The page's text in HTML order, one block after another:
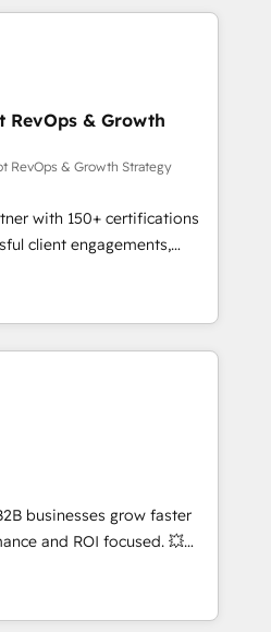
avec des ETI
digitale et des
de méthodologie RevOps
marketing, commerciales et
synchronisation API,
les visiteurs en
(SEO, SEA,
marketing, ABM, IA,
réussies - 40
HubSpot
RevOps & Growth
RevOps & Growth Strategy
with 150+ certifications
client engagements,
complexity into
From onboarding to
our in-house team
that drive long-term
automation setup •
and data cleanups •
📈 End-to-
• Lifecycle marketing and
• Sales enablement tools
Retention strategies with
and 2,000+
expertise across marketing,
businesses grow faster
and ROI focused. 💥
partner that can help you
with your teams to
and improve user